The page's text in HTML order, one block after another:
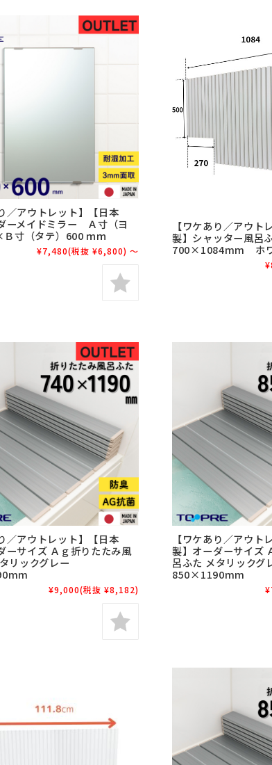
／アウトレット】【日本
ーメイドミラー Ａ寸（ヨ
寸（タテ）600 ｍｍ
¥7,480(税抜 ¥6,800) ～
【ワケあり／アウト
製】シャッター風呂
700×1084mm ホ
／アウトレット】【日本
ーサイズ Ａｇ折りたたみ風
リックグレー
¥9,000(税抜 ¥8,182)
【ワケあり／アウト
製】オーダーサイズ
呂ふた メタリックグ
850×1190mm